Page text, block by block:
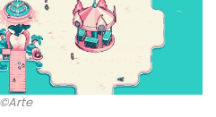
©Arte